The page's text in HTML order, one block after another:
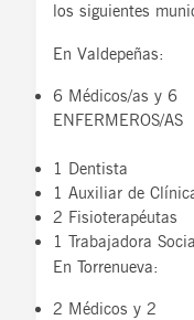
los siguientes
En Valdepeñas:
6 Médicos/as y 6
ENFERMEROS/AS
1 Dentista
1 Auxiliar de
2 Fisioterapéutas
1 Trabajadora
En Torrenueva:
2 Médicos y 2